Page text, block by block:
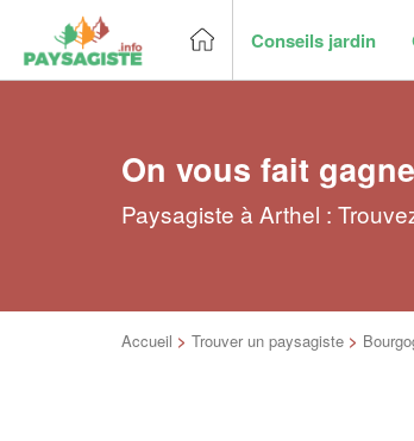
Conseils jardin
On vous fait
Paysagiste à Arthel :
Accueil > Trouver un paysagiste >